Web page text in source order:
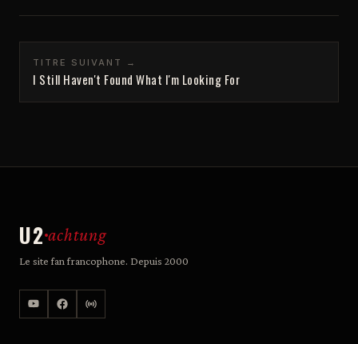
TITRE SUIVANT →
I Still Haven't Found What I'm Looking For
U2 achtung
Le site fan francophone. Depuis 2000